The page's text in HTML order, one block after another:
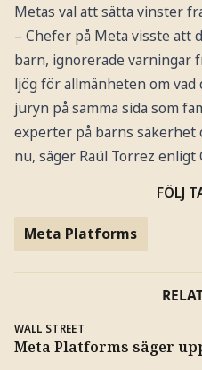
Metas val att sätta vinster
– Chefer på Meta visste att
barn, ignorerade varningar
ljög för allmänheten om vad
juryn på samma sida som
experter på barns säkerhet
nu, säger Raúl Torrez enligt
FÖLJ
Meta Platforms
WALL STREET
Meta Platforms säger